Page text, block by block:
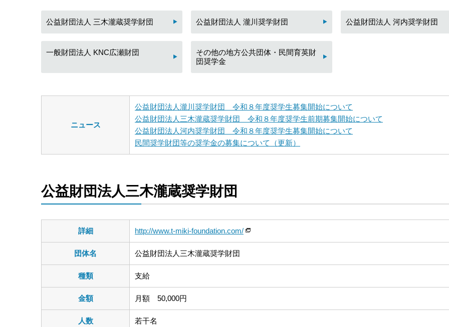
公益財団法人 三木瀧蔵奨学財団 公益財団法人 瀧川奨学財団 公益財団法人 河内奨学財団
一般財団法人 KNC広瀬財団
その他の地方公共団体・民間育英財
団奨学金
ニュース
公益財団法人瀧川奨学財団 令和８年度奨学生募集開始について
公益財団法人三木瀧蔵奨学財団 令和８年度奨学生前期募集開始について
公益財団法人河内奨学財団 令和８年度奨学生募集開始について
民間奨学財団等の奨学金の募集について（更新）
公益財団法人三木瀧蔵奨学財団
詳細 http://www.t-miki-foundation.com/
団体名 公益財団法人三木瀧蔵奨学財団
種類 支給
金額 月額 50,000円
人数 若干名